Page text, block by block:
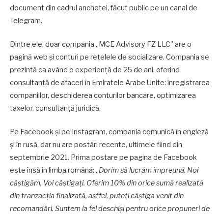
document din cadrul anchetei, făcut public pe un canal de
Telegram.
Dintre ele, doar compania „MCE Advisory FZ LLC” are o
pagină web și conturi pe rețelele de socializare. Compania se
prezintă ca având o experiență de 25 de ani, oferind
consultanță de afaceri în Emiratele Arabe Unite: înregistrarea
companiilor, deschiderea conturilor bancare, optimizarea
taxelor, consultanță juridică.
Pe Facebook și pe Instagram, compania comunică în engleză
și în rusă, dar nu are postări recente, ultimele fiind din
septembrie 2021. Prima postare pe pagina de Facebook
este însă în limba română: „Dorim să lucrăm împreună. Noi
câștigăm, Voi câștigați. Oferim 10% din orice sumă realizată
din tranzacția finalizată, astfel, puteți câștiga venit din
recomandări. Suntem la fel deschiși pentru orice propuneri de